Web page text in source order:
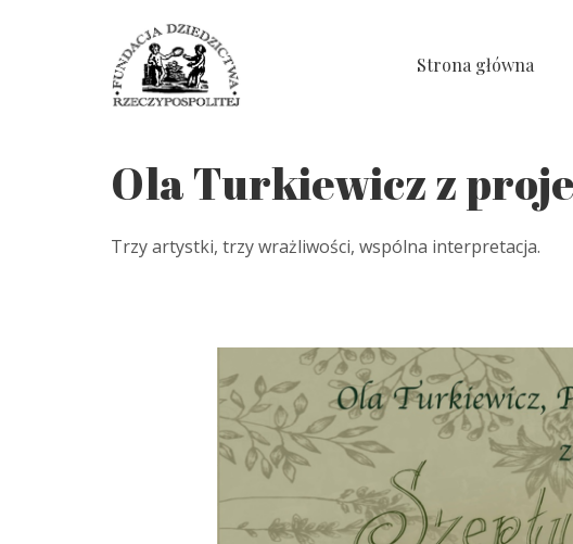
Strona główna
Ola Turkiewicz z
Trzy artystki, trzy wrażliwości, wspólna interpretacja.